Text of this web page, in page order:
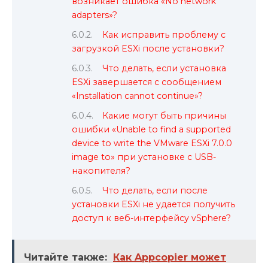
adapters»?
Как исправить проблему с
загрузкой ESXi после установки?
Что делать, если установка
ESXi завершается с сообщением
«Installation cannot continue»?
Какие могут быть причины
ошибки «Unable to find a supported
device to write the VMware ESXi 7.0.0
image to» при установке с USB-
накопителя?
Что делать, если после
установки ESXi не удается получить
доступ к веб-интерфейсу vSphere?
Читайте также:
Как Appcopier может